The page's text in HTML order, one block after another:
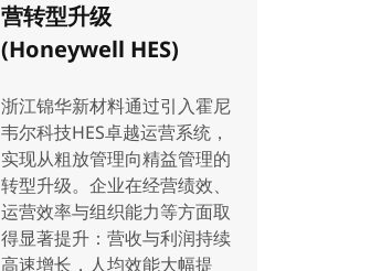
营转型升级
(Honeywell HES)
浙江锦华新材料通过引入霍尼
韦尔科技HES卓越运营系统，
实现从粗放管理向精益管理的
转型升级。企业在经营绩效、
运营效率与组织能力等方面取
得显著提升：营收与利润持续
高速增长，人均效能大幅提